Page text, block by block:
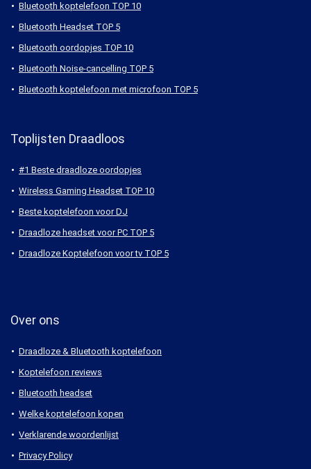
Bluetooth koptelefoon TOP 10
Bluetooth Headset TOP 5
Bluetooth oordopjes TOP 10
Bluetooth Noise-cancelling TOP 5
Bluetooth koptelefoon met microfoon TOP 5
Toplijsten Draadloos
#1 Beste draadloze oordopjes
Wireless Gaming Headset TOP 10
Beste koptelefoon voor DJ
Draadloze headset voor PC TOP 5
Draadloze Koptelefoon voor tv TOP 5
Over ons
Draadloze & Bluetooth koptelefoon
Koptelefoon reviews
Bluetooth headset
Welke koptelefoon kopen
Verklarende woordenlijst
Privacy Policy